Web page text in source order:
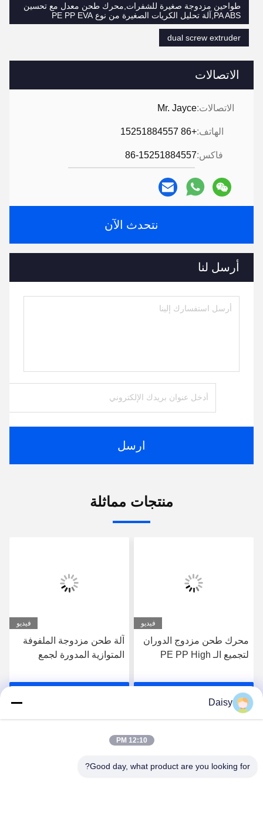
الاتصالات
الاتصالات:Mr. Jayce
الهاتف:+86 15251884557
فاكس:86-15251884557
نتحدث الآن
أرسل لنا
ارسل
طواحين مزدوجة صغيرة للشفرات,محرك طحن معدل مع تحسين
PA ABS,آلة تحليل الكريات الصغيرة من نوع PE PP EVA
dual screw extruder
منتجات مماثلة
فيديو
محرك طحن مزدوج الدوران
لتجميع الـ PE PP High
احصل على أفضل سعر
فيديو
آلة طحن مزدوجة الملفوفة
المتوازية المدورة لجمع
Daisy
12:10 PM
Good day, what product are you looking for?